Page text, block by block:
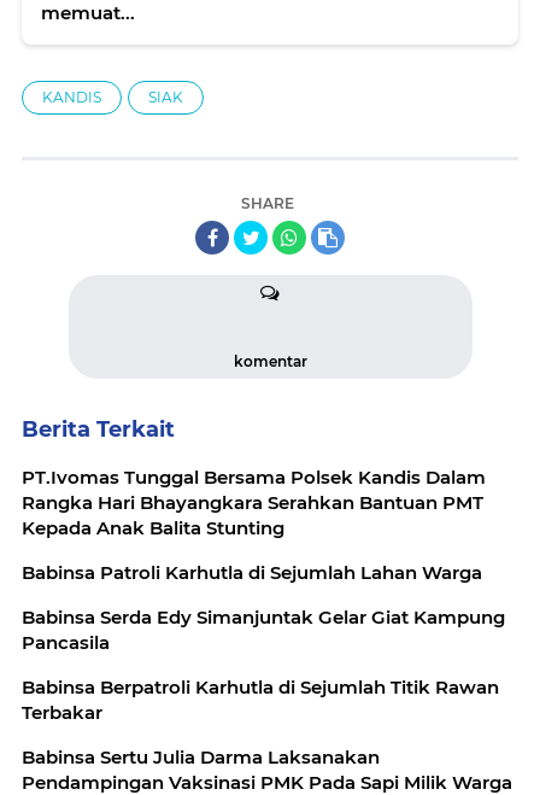
memuat...
KANDIS SIAK
SHARE
komentar
Berita Terkait
PT.Ivomas Tunggal Bersama Polsek Kandis Dalam
Rangka Hari Bhayangkara Serahkan Bantuan PMT
Kepada Anak Balita Stunting
Babinsa Patroli Karhutla di Sejumlah Lahan Warga
Babinsa Serda Edy Simanjuntak Gelar Giat Kampung
Pancasila
Babinsa Berpatroli Karhutla di Sejumlah Titik Rawan
Terbakar
Babinsa Sertu Julia Darma Laksanakan
Pendampingan Vaksinasi PMK Pada Sapi Milik Warga